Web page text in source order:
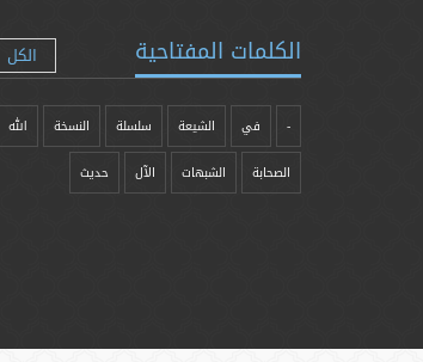
الكلمات المفتاحية الكل
- في الشيعة سلسلة النسخة الله
الصحابة الشبهات الآل حدیث